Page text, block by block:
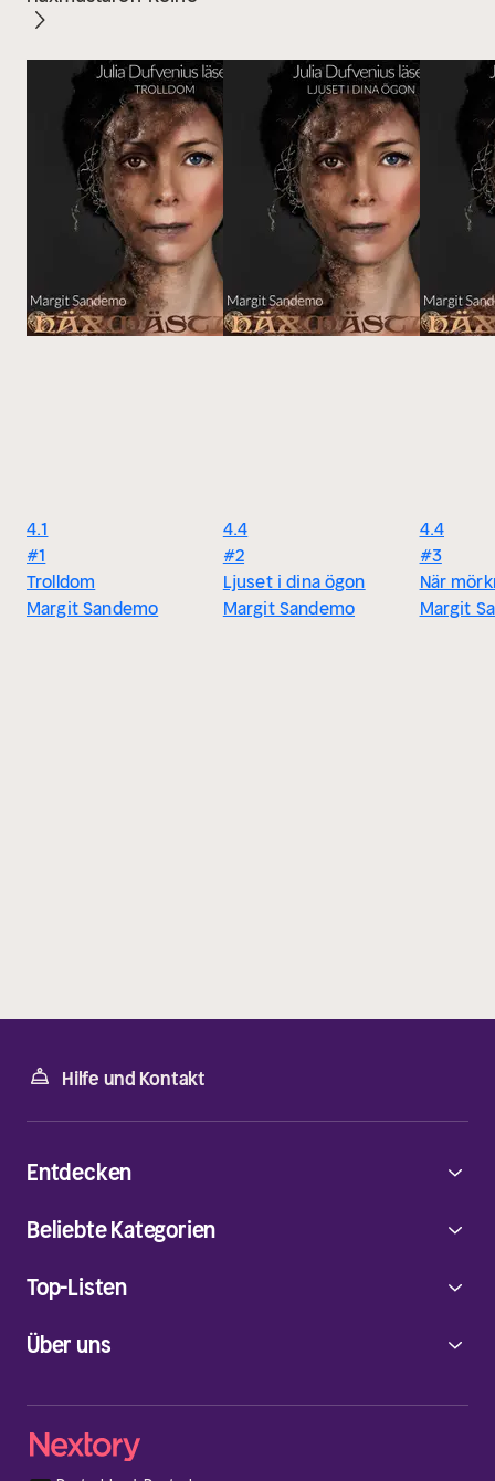
4.1
#1
Trolldom
Margit Sandemo
4.4
#2
Ljuset i dina ögon
Margit Sandemo
4.4
#3
När
Margit
Hilfe und Kontakt
Über uns
Entdecken
Beliebte Kategorien
Top-Listen